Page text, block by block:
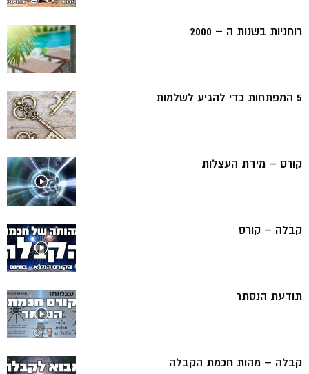
רוחניות בשנות ה – 2000
5 המפתחות כדי להגיע לשלמות
קורס – מידת העצלות
קבלה – קורס
תודעת הנסתר
קבלה – מהות חכמת הקבלה